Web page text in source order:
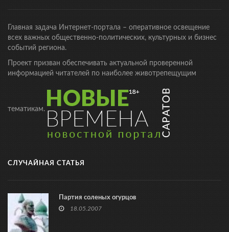
Главная задача Интернет-портала – оперативное освещение
всех важных общественно-политических, культурных и бизнес
событий региона.
Проект призван обеспечивать актуальной проверенной
информацией читателей по наиболее животрепещущим
тематикам.
СЛУЧАЙНАЯ СТАТЬЯ
Партия соленых огурцов
18.05.2007